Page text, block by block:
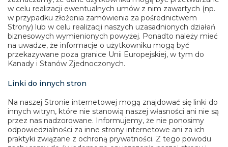
w celu realizacji ewentualnych umów z nim zawartych (np.
w przypadku złożenia zamówienia za pośrednictwem
Strony) lub w celu realizacji naszych uzasadnionych działań
biznesowych wymienionych powyżej. Ponadto należy mieć
na uwadze, że informacje o użytkowniku mogą być
przekazywane poza granice Unii Europejskiej, w tym do
Kanady i Stanów Zjednoczonych.
Linki do innych stron
Na naszej Stronie internetowej mogą znajdować się linki do
innych witryn, które nie stanowią naszej własności ani nie są
przez nas nadzorowane. Informujemy, że nie ponosimy
odpowiedzialności za inne strony internetowe ani za ich
praktyki związane z ochroną prywatności. Z tego powodu